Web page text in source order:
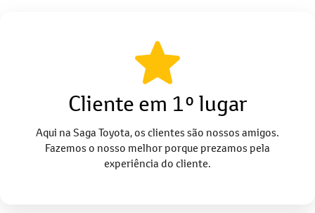
Cliente em 1º lugar
Aqui na Saga Toyota, os clientes são nossos amigos.
Fazemos o nosso melhor porque prezamos pela
experiência do cliente.